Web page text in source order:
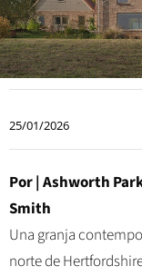
25/01/2026
Por | Ashworth
Smith
Una granja
norte de